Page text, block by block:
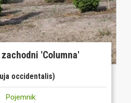
'Columna'
occidentalis)
Pojemnik: